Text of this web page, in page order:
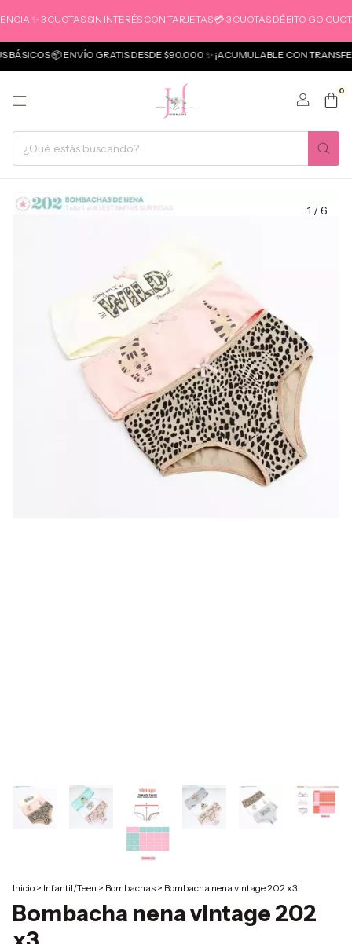
3 CUOTAS SIN INTERÉS CON TARJETAS 💳 3 CUOTAS DÉBITO GO CUOTAS
📦 ENVÍO GRATIS DESDE $90.000 ✨ ¡ACUMULABLE CON
0
1 /6
Inicio > Infantil/Teen > Bombachas > Bombacha nena vintage 202 x3
Bombacha nena vintage 202